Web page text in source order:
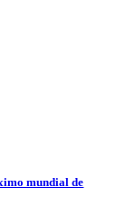
mundial de